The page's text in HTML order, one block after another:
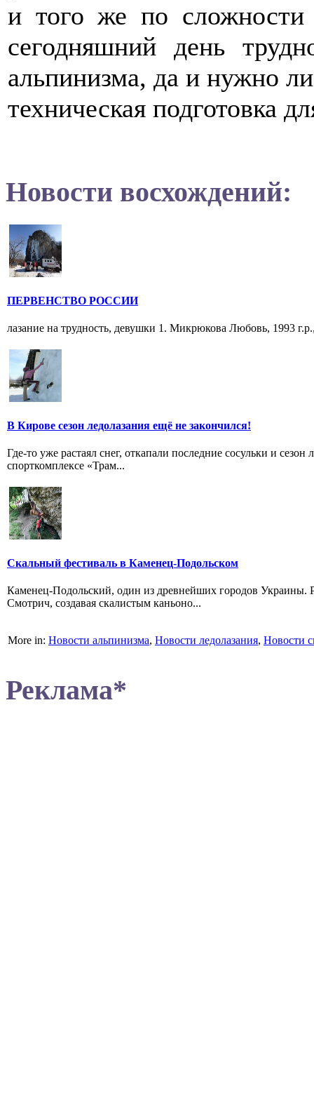
и того же по сложности
сегодняшний день
альпинизма, да и нужно
техническая подготовка
Новости восхождений:
ПЕРВЕНСТВО РОССИИ
лазание на трудность, девушки 1. Микрюкова Любовь, 1993
В Кирове сезон ледолазания ещё не закончился!
Где-то уже растаял снег, откапали последние сосульки и
спорткомплексе «Трам...
Скальный фестиваль в Каменец-Подольском
Каменец-Подольский, один из древнейших городов Украины.
Смотрич, создавая скалистым каньоно...
More in: Новости альпинизма, Новости ледолазания, Новости
Реклама*